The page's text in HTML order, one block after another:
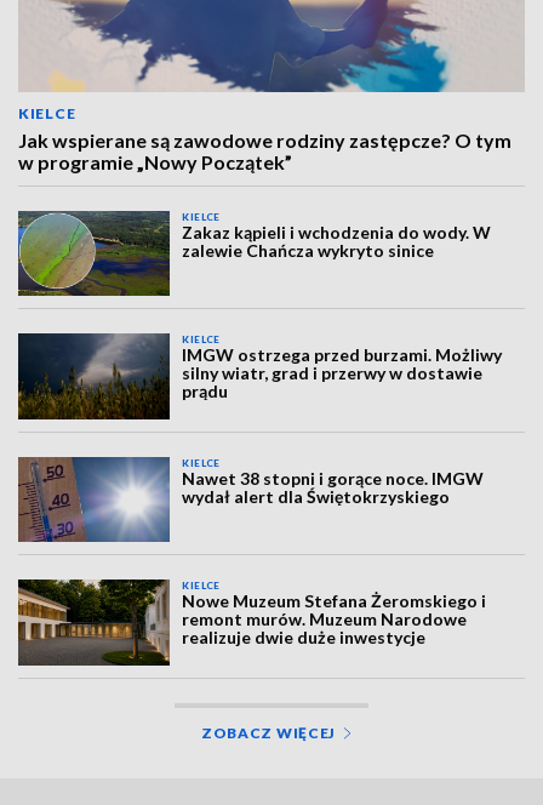
KIELCE
Jak wspierane są zawodowe rodziny zastępcze? O tym
w programie „Nowy Początek”
KIELCE
Zakaz kąpieli i wchodzenia do wody. W
zalewie Chańcza wykryto sinice
KIELCE
IMGW ostrzega przed burzami. Możliwy
silny wiatr, grad i przerwy w dostawie
prądu
KIELCE
Nawet 38 stopni i gorące noce. IMGW
wydał alert dla Świętokrzyskiego
KIELCE
Nowe Muzeum Stefana Żeromskiego i
remont murów. Muzeum Narodowe
realizuje dwie duże inwestycje
ZOBACZ WIĘCEJ